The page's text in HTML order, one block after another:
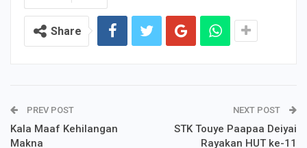
Share
PREV POST
Kala Maaf Kehilangan
Makna
NEXT POST
STK Touye Paapaa Deiyai
Rayakan HUT ke-11